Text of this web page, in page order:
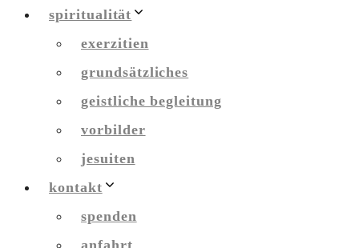
spiritualität
exerzitien
grundsätzliches
geistliche begleitung
vorbilder
jesuiten
kontakt
spenden
anfahrt